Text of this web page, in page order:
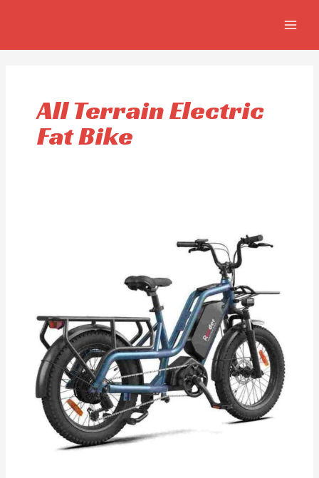
All Terrain Electric
Fat Bike